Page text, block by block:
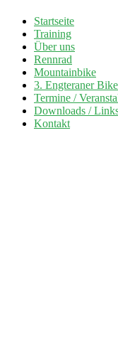
Zum
Inhalt
springen
Radsport TuS
Startseite
Training
Über uns
Rennrad
Mountainbike
3. Engteraner
Termine /
Downloads /
Kontakt